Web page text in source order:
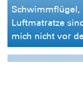
Luftmatratze
mich nicht vor